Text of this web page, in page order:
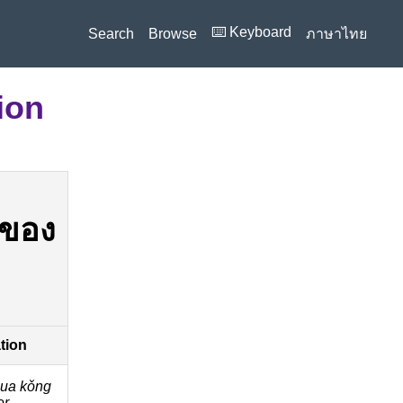
Search Browse ⌨️ Keyboard ภาษาไทย
อง
kǒng